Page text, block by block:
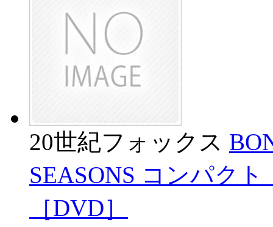
20世紀フォックス
SEASONS コンパク
［DVD］